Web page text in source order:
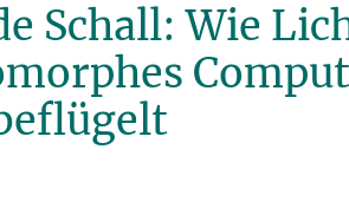
Schall: Wie